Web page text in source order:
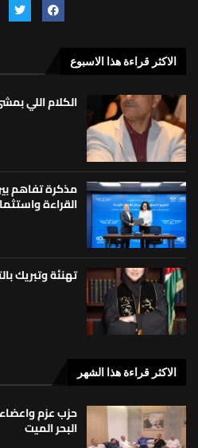
الاكثر قراءة هذا الاسبوع
الكلام اللي
مذكرة تفاهم
القراءة
تهنئة وتبريك
الاكثر قراءة هذا الشهر
حزب عزم
البحر الميت